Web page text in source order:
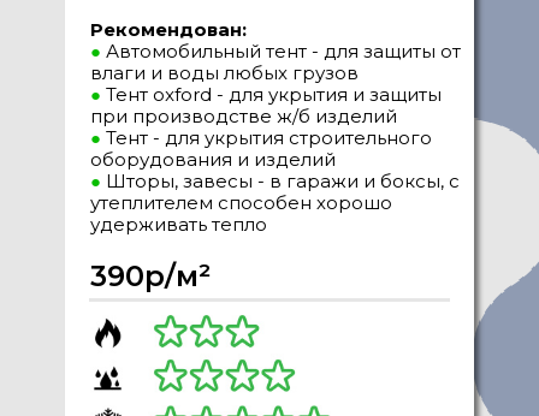
390р/м²
Рекомендован:
● Автомобильный тент - для защиты от
влаги и воды любых грузов
● Тент oxford - для укрытия и защиты
при производстве ж/б изделий
● Тент - для укрытия строительного
оборудования и изделий
● Шторы, завесы - в гаражи и боксы, с
утеплителем способен хорошо
удерживать тепло